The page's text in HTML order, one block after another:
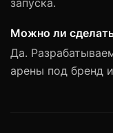
Можно ли
Да.
арены под бренд